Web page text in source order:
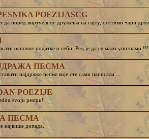
POEZIJASCG
да поред виртуелног дружења на сајту, осетимо
основне податке о себи. Ред је да се мало упознамо !!!
ПЕСМА
најдраже песме које сте сами написали...
POEZIJE
svoju pesmu!
ПЕСМА
највише допада.